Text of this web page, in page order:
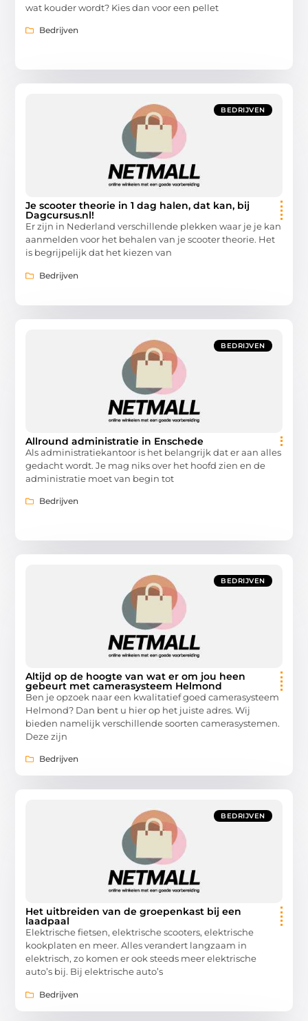
wat kouder wordt? Kies dan voor een pellet
Bedrijven
BEDRIJVEN
Je scooter theorie in 1 dag halen, dat kan, bij
Dagcursus.nl!
Er zijn in Nederland verschillende plekken waar je je kan
aanmelden voor het behalen van je scooter theorie. Het
is begrijpelijk dat het kiezen van
Bedrijven
BEDRIJVEN
Allround administratie in Enschede
Als administratiekantoor is het belangrijk dat er aan alles
gedacht wordt. Je mag niks over het hoofd zien en de
administratie moet van begin tot
Bedrijven
BEDRIJVEN
Altijd op de hoogte van wat er om jou heen
gebeurt met camerasysteem Helmond
Ben je opzoek naar een kwalitatief goed camerasysteem
Helmond? Dan bent u hier op het juiste adres. Wij
bieden namelijk verschillende soorten camerasystemen.
Deze zijn
Bedrijven
BEDRIJVEN
Het uitbreiden van de groepenkast bij een
laadpaal
Elektrische fietsen, elektrische scooters, elektrische
kookplaten en meer. Alles verandert langzaam in
elektrisch, zo komen er ook steeds meer elektrische
auto’s bij. Bij elektrische auto’s
Bedrijven